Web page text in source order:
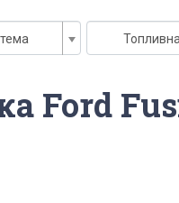
Ford